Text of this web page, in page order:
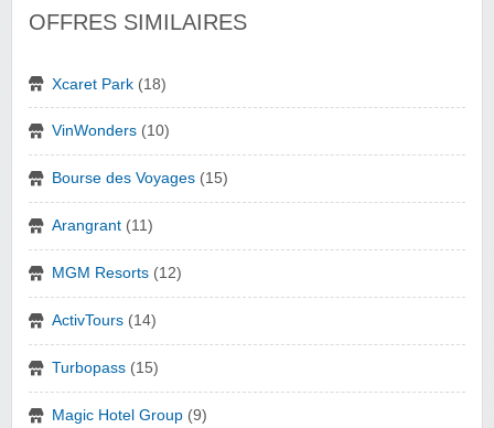
OFFRES SIMILAIRES
Xcaret Park (18)
VinWonders (10)
Bourse des Voyages (15)
Arangrant (11)
MGM Resorts (12)
ActivTours (14)
Turbopass (15)
Magic Hotel Group (9)